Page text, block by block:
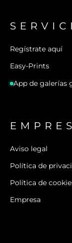
Regístrate aquí
Easy-Prints
App de galerías
Aviso legal
Política de
Política de
Empresa